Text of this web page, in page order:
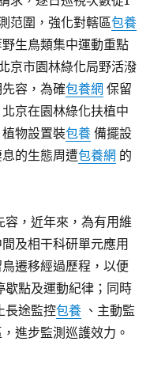
范圍，強化對轄區包養
生鳥類集中運動重點
京市園林綠化局野活潑
容，為確包養網 保留
京在園林綠化扶植中
物設置裝包養 備擺設
的生態周遭包養網 的
容，近年來，為有用維
及相干科研單元應用
遷移經過歷程，以便
歇點及運動紀律；同時
長途監控包養 、主動監
進步監測巡護效力。